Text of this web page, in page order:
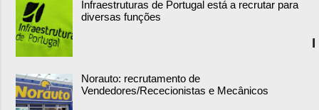
Infraestruturas de Portugal está a recrutar para
diversas funções
Norauto: recrutamento de
Vendedores/Rececionistas e Mecânicos
I